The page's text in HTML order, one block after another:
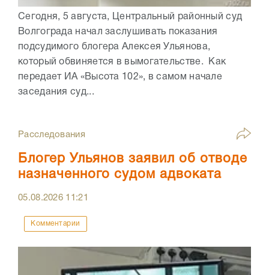
Сегодня, 5 августа, Центральный районный суд
Волгограда начал заслушивать показания
подсудимого блогера Алексея Ульянова,
который обвиняется в вымогательстве. Как
передает ИА «Высота 102», в самом начале
заседания суд...
Расследования
Блогер Ульянов заявил об отводе
назначенного судом адвоката
05.08.2026 11:21
Комментарии